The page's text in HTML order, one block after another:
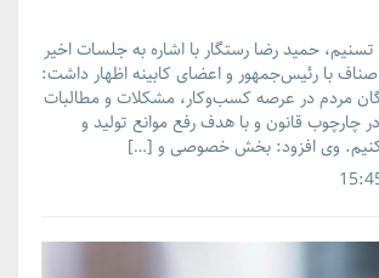
حمید رضا رستگار با اشاره به جلسات اخیر
با رئیس‌جمهور و اعضای کابینه اظهار داشت:
مردم در عرصه کسب‌وکار، مشکلات و مطالبات
چارچوب قانون و با هدف رفع موانع تولید و
وی افزود: بخش خصوصی و […]